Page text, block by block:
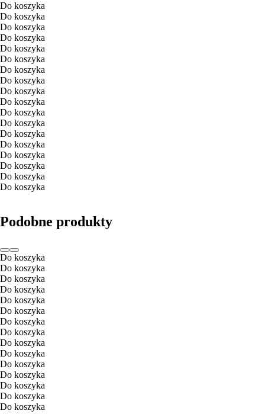
Do koszyka
Do koszyka
Do koszyka
Do koszyka
Do koszyka
Do koszyka
Do koszyka
Do koszyka
Do koszyka
Do koszyka
Do koszyka
Do koszyka
Do koszyka
Do koszyka
Do koszyka
Do koszyka
Do koszyka
Do koszyka
Podobne produkty
Do koszyka
Do koszyka
Do koszyka
Do koszyka
Do koszyka
Do koszyka
Do koszyka
Do koszyka
Do koszyka
Do koszyka
Do koszyka
Do koszyka
Do koszyka
Do koszyka
Do koszyka